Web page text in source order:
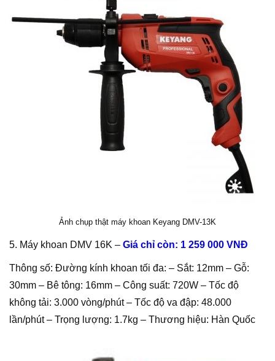
Ảnh chụp thật máy khoan Keyang DMV-13K
5. Máy khoan DMV 16K – Giá chỉ còn: 1 259 000 VNĐ
Thông số: Đường kính khoan tối đa: – Sắt: 12mm – Gỗ:
30mm – Bê tông: 16mm – Công suất: 720W – Tốc độ
không tải: 3.000 vòng/phút – Tốc độ va đập: 48.000
lần/phút – Trọng lượng: 1.7kg – Thương hiệu: Hàn Quốc